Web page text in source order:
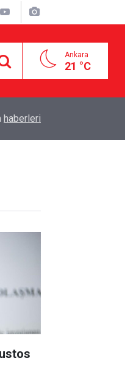
Ankara
21 °C
mu? Veliler ve okullar karşı
haberleri